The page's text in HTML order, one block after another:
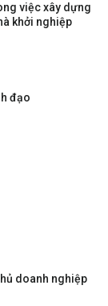
việc xây dựng
khởi nghiệp
đạo
doanh nghiệp